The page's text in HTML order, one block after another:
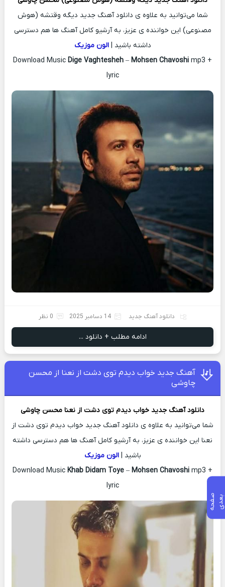
شما می‌توانید به علاوه ی دانلود آهنگ جدید دیگه وقتشه (هوش
مصنوعی) این خواننده ی عزیز، به آرشیو کامل آهنگ ها هم دسترسی
داشته باشید |الون موزیک
Download Music Dige Vaghtesheh – Mohsen Chavoshi mp3 +
lyric
دانلود آهنگ جدید 14 دسامبر 2025 0 نظر
ادامه مطلب + دانلود ...
آهنگ جدید خواب دیدم توی دشت از نعنا از محسن
چاوشی
دانلود آهنگ جدید خواب دیدم توی دشت از نعنا محسن چاوشی
شما می‌توانید به علاوه ی دانلود آهنگ جدید خواب دیدم توی دشت از
نعنا این خواننده ی عزیز، به آرشیو کامل آهنگ ها هم دسترسی داشته
باشید |الون موزیک
Download Music Khab Didam Toye – Mohsen Chavoshi mp3 +
lyric
ص
ف
ح
ه ب ع
د ی